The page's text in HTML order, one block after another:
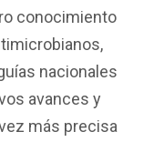
conocimiento
nacionales
avances y
más precisa